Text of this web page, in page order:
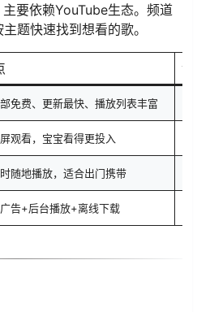
要依赖YouTube生态。频道
题快速找到想看的歌。
免费、更新最快、播放列表丰富
观看，宝宝看得更投入
随地播放，适合出门携带
告+后台播放+离线下载